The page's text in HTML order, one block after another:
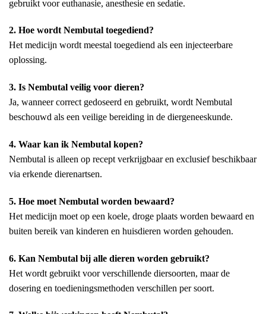
gebruikt voor euthanasie, anesthesie en sedatie.
2. Hoe wordt Nembutal toegediend?
Het medicijn wordt meestal toegediend als een injecteerbare
oplossing.
3. Is Nembutal veilig voor dieren?
Ja, wanneer correct gedoseerd en gebruikt, wordt Nembutal
beschouwd als een veilige bereiding in de diergeneeskunde.
4. Waar kan ik Nembutal kopen?
Nembutal is alleen op recept verkrijgbaar en exclusief beschikbaar
via erkende dierenartsen.
5. Hoe moet Nembutal worden bewaard?
Het medicijn moet op een koele, droge plaats worden bewaard en
buiten bereik van kinderen en huisdieren worden gehouden.
6. Kan Nembutal bij alle dieren worden gebruikt?
Het wordt gebruikt voor verschillende diersoorten, maar de
dosering en toedieningsmethoden verschillen per soort.